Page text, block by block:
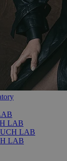
LAB
LAB
LAB